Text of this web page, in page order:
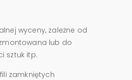
wyceny, zależne od
lub do
sztuk itp.
zamkniętych